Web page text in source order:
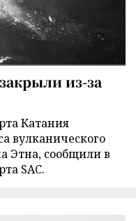
из-за
Катания
вулканического
Этна, сообщили в
SAC.